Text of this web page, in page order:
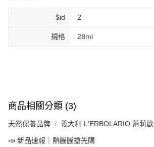
全家純取貨 (先付款
7-11取貨付款
$id 2
規格 28ml
商品相關分類 (3)
天然保養品牌 義大利 L'ERBOLARIO 蕾莉歐
📣 新品速報｜熱騰騰搶先購